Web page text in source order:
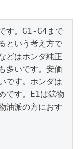
す。G1-G4まで
という考え方で
どはホンダ純正
多いです。安価
です。ホンダは
です。E1は鉱物
油派の方におす